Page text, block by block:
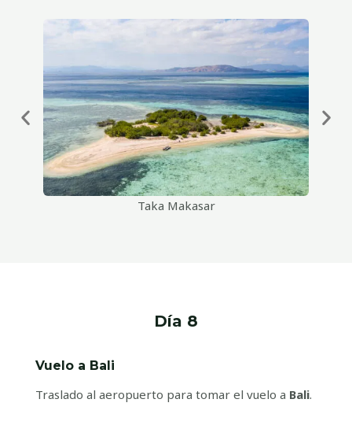
Taka Makasar
Día 8
Vuelo a Bali
Traslado al aeropuerto para tomar el vuelo a Bali.